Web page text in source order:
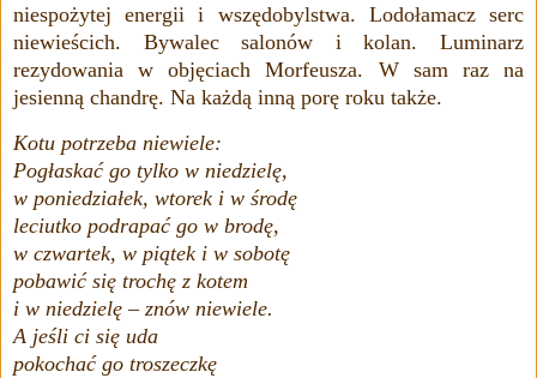
niespożytej energii i wszędobylstwa. Lodołamacz serc
niewieścich. Bywalec salonów i kolan. Luminarz
rezydowania w objęciach Morfeusza. W sam raz na
jesienną chandrę. Na każdą inną porę roku także.
Kotu potrzeba niewiele:
Pogłaskać go tylko w niedzielę,
w poniedziałek, wtorek i w środę
leciutko podrapać go w brodę,
w czwartek, w piątek i w sobotę
pobawić się trochę z kotem
i w niedzielę – znów niewiele.
A jeśli ci się uda
pokochać go troszeczkę